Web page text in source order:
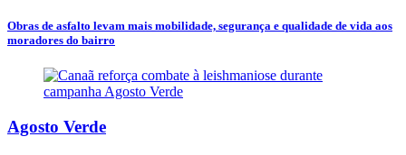
Obras de asfalto levam mais mobilidade, segurança e qualidade de vida aos
moradores do bairro
Agosto Verde